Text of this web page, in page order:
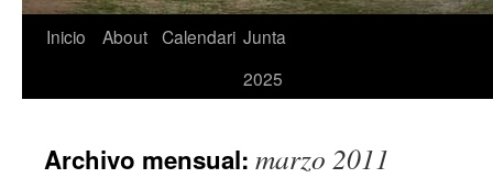
Saltar
Inicio About Calendari Junta
2025
Archivo mensual: marzo 2011